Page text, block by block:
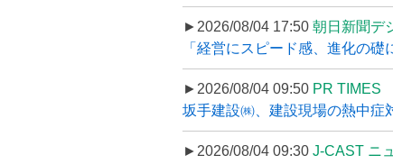
►2026/08/04 17:50 朝日新聞デ
「経営にスピード感、進化の
►2026/08/04 09:50 PR TIMES
坂手建設㈱、建設現場の熱中症
►2026/08/04 09:30 J-CAST ニ